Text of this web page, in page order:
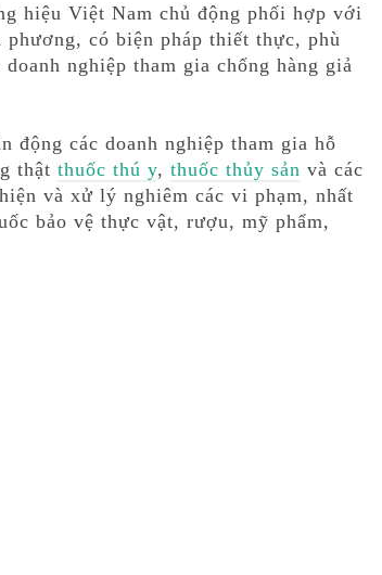
hiệu Việt Nam chủ động phối hợp với
có biện pháp thiết thực, phù
nghiệp tham gia chống hàng giả
động các doanh nghiệp tham gia hỗ
thậtthuốc thú y,thuốc thủy sản và các
và xử lý nghiêm các vi phạm, nhất
bảo vệ thực vật, rượu, mỹ phẩm,